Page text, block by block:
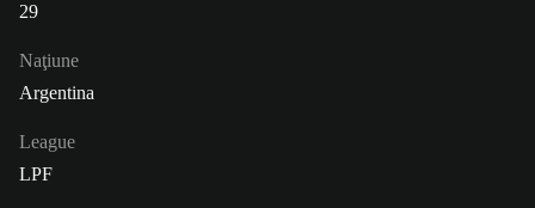
29
Naţiune
Argentina
League
LPF